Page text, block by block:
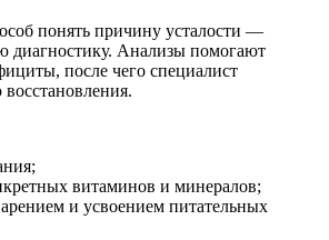
понять причину усталости —
диагностику. Анализы помогают
после чего специалист
витаминов и минералов;
и усвоением питательных